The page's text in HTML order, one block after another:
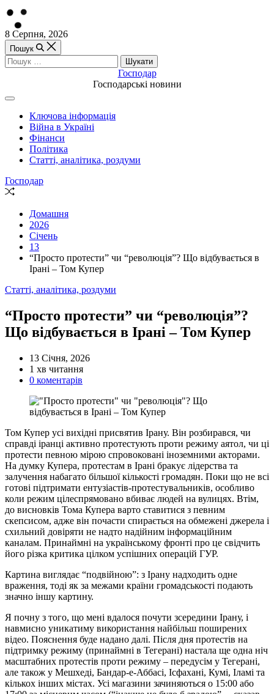
Перейти
до
вмісту
8 Серпня, 2026
Пошук
Пошук:
Господар
Господарські новини
Off
Canvas
(поза
полотном)
Ключова інформація
Війна в Україні
Фінанси
Політика
Статті, аналітика, роздуми
Господар
Випадкова
Домашня
2026
Січень
13
“Просто протести” чи “революція”? Що відбувається в
Ірані – Том Купер
Категорії
Статті, аналітика, роздуми
“Просто протести” чи “революція”?
Що відбувається в Ірані – Том Купер
13 Січня, 2026
Орієнтовний
час
1 хв читання
0 коментарів
Том Купер усі вихідні присвятив Ірану. Він розбирався, чи
справді іранці активно протестують проти режиму аятол, чи ці
протести певною мірою спровоковані іноземними акторами.
На думку Купера, протестам в Ірані бракує лідерства та
залучення набагато більшої кількості громадян. Поки що не всі
готові підтримати ентузіастів-протестувальників, особливо
коли режим цілеспрямовано вбиває людей на вулицях. Втім,
до висновків Тома Купера варто ставитися з певним
скепсисом, адже він почасти спирається на обмежені джерела і
схильний довіряти не надто надійним інформаційним
каналам. Принаймні на українському фронті про це свідчить
його різка критика цілком успішних операцій ГУР.
Картина виглядає “подвійною”: з Ірану надходить одне
враження, тоді як за межами країни громадськості подають
значно іншу картину.
Я почну з того, що мені вдалося почути зсередини Ірану, і
навмисно уникатиму використання найбільш поширених
відео. Пояснення буде надано далі. Після дня протестів на
підтримку режиму (принаймні в Тегерані) настала ще одна ніч
масштабних протестів проти режиму – передусім у Тегерані,
але також у Мешхеді, Бандар-е-Аббасі, Ісфахані, Кумі, Іламі та
кількох інших містах. Усі магазини зачиняються о 15:00 або